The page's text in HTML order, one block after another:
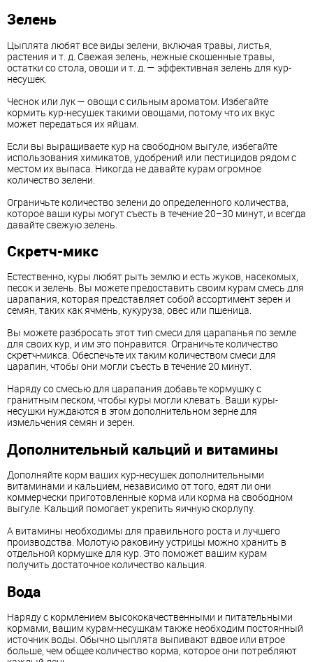
Зелень
Цыплята любят все виды зелени, включая травы, листья,
растения и т. д. Свежая зелень, нежные скошенные травы,
остатки со стола, овощи и т. д. — эффективная зелень для кур-
несушек.
Чеснок или лук — овощи с сильным ароматом. Избегайте
кормить кур-несушек такими овощами, потому что их вкус
может передаться их яйцам.
Если вы выращиваете кур на свободном выгуле, избегайте
использования химикатов, удобрений или пестицидов рядом с
местом их выпаса. Никогда не давайте курам огромное
количество зелени.
Ограничьте количество зелени до определенного количества,
которое ваши куры могут съесть в течение 20–30 минут, и всегда
давайте свежую зелень.
Скретч-микс
Естественно, куры любят рыть землю и есть жуков, насекомых,
песок и зелень. Вы можете предоставить своим курам смесь для
царапания, которая представляет собой ассортимент зерен и
семян, таких как ячмень, кукуруза, овес или пшеница.
Вы можете разбросать этот тип смеси для царапанья по земле
для своих кур, и им это понравится. Ограничьте количество
скретч-микса. Обеспечьте их таким количеством смеси для
царапин, чтобы они могли съесть в течение 20 минут.
Наряду со смесью для царапания добавьте кормушку с
гранитным песком, чтобы куры могли клевать. Ваши куры-
несушки нуждаются в этом дополнительном зерне для
измельчения семян и зерен.
Дополнительный кальций и витамины
Дополняйте корм ваших кур-несушек дополнительными
витаминами и кальцием, независимо от того, едят ли они
коммерчески приготовленные корма или корма на свободном
выгуле. Кальций помогает укрепить яичную скорлупу.
А витамины необходимы для правильного роста и лучшего
производства. Молотую раковину устрицы можно хранить в
отдельной кормушке для кур. Это поможет вашим курам
получить достаточное количество кальция.
Вода
Наряду с кормлением высококачественными и питательными
кормами, вашим курам-несушкам также необходим постоянный
источник воды. Обычно цыплята выпивают вдвое или втрое
больше, чем общее количество корма, которое они потребляют